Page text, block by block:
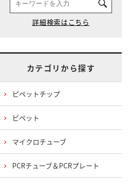
カテゴリから探す
ピペットチップ
ピペット
マイクロチューブ
PCRチューブ＆PCRプレート